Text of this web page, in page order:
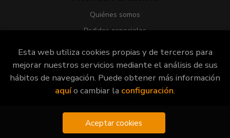
Quiénes somos
Pedidos especiales
2026 © Librería Viridiana . Todos los Derechos Reservados |
Grupo Trevenque
Esta web utiliza cookies propias y de terceros para
mejorar nuestros servicios mediante el análisis de sus
hábitos de navegación. Puede obtener más información
aquío cambiar la configuración.
Aceptar cookies